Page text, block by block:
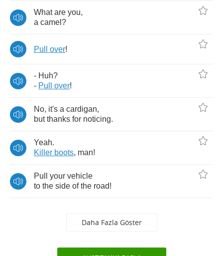
What are you,
a camel ?
Pull over!
- Huh?
- Pull over!
No, it's a cardigan,
but thanks for noticing.
Yeah.
Killer boots, man!
Pull your vehicle
to the side of the road!
Daha Fazla Göster